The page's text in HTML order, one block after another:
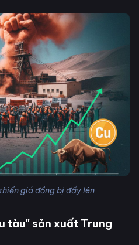
giá đồng bị đẩy lên
tàu" sản xuất Trung